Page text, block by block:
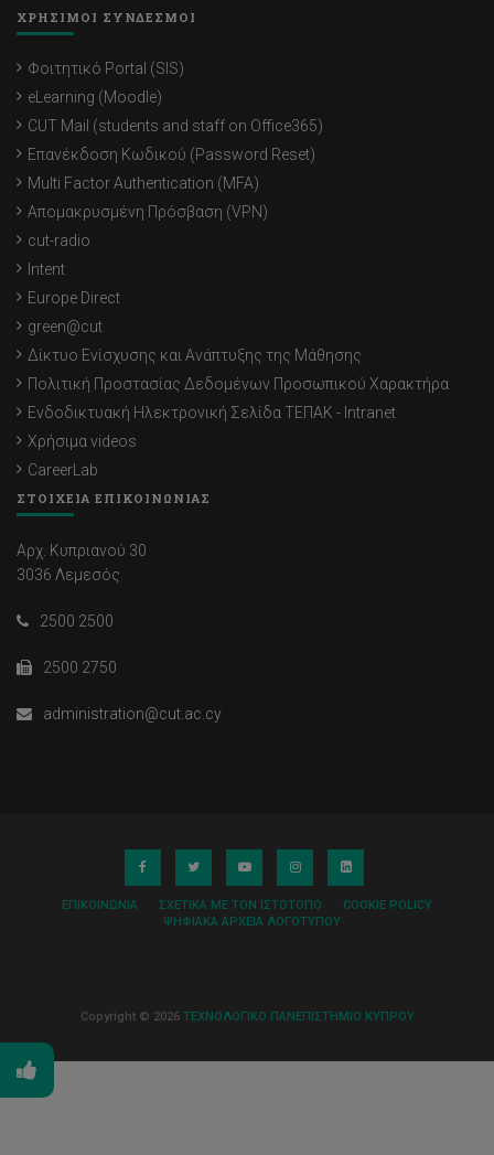
ΧΡΗΣΙΜΟΙ ΣΥΝΔΕΣΜΟΙ
Φοιτητικό Portal (SIS)
eLearning (Moodle)
CUT Mail (students and staff on Office365)
Επανέκδοση Κωδικού (Password Reset)
Multi Factor Authentication (MFA)
Απομακρυσμένη Πρόσβαση (VPN)
cut-radio
Intent
Europe Direct
green@cut
Δίκτυο Ενίσχυσης και Ανάπτυξης της Μάθησης
Πολιτική Προστασίας Δεδομένων Προσωπικού Χαρακτήρα
Ενδοδικτυακή Ηλεκτρονική Σελίδα ΤΕΠΑΚ - Intranet
Χρήσιμα videos
CareerLab
ΣΤΟΙΧΕΙΑ ΕΠΙΚΟΙΝΩΝΙΑΣ
Αρχ. Κυπριανού 30
3036 Λεμεσός
2500 2500
2500 2750
administration@cut.ac.cy
ΕΠΙΚΟΙΝΩΝΊΑ ΣΧΕΤΙΚΆ ΜΕ ΤΟΝ ΙΣΤΌΤΟΠΟ
COOKIE POLICY
ΨΗΦΙΑΚΆ ΑΡΧΕΊΑ ΛΟΓΌΤΥΠΟΥ
Copyright © 2026 ΤΕΧΝΟΛΟΓΙΚΟ ΠΑΝΕΠΙΣΤΗΜΙΟ ΚΥΠΡΟΥ